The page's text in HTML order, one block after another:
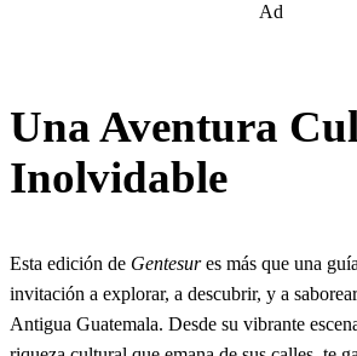
Ad
Una Aventura
Inolvidable
Esta edición de Gentesures más que una
invitación a explorar, a descubrir, y a
Antigua Guatemala. Desde su vibrante